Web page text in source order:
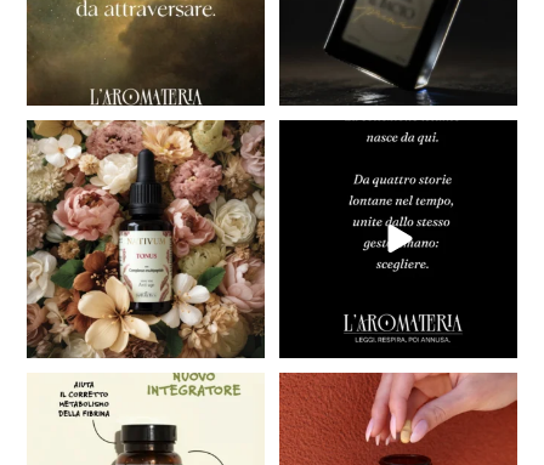
Vi presentiamo NATIVUM la nostra
nuova Linea di...
40 3
COMING SOON
Grosse novità in arrivo,
41 2
Prendersi cura della circolazione è
fondamentale
19 0
Prendersi cura della pelle non
significa...
24